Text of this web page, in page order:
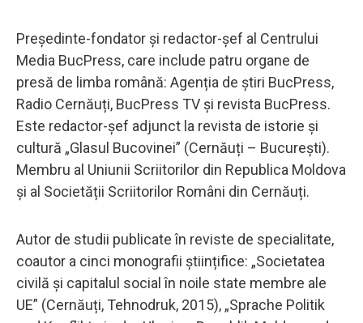
Președinte-fondator și redactor-șef al Centrului
Media BucPress, care include patru organe de
presă de limba română: Agenția de știri BucPress,
Radio Cernăuți, BucPress TV și revista BucPress.
Este redactor-șef adjunct la revista de istorie și
cultură „Glasul Bucovinei” (Cernăuți – București).
Membru al Uniunii Scriitorilor din Republica Moldova
și al Societății Scriitorilor Români din Cernăuți.
Autor de studii publicate în reviste de specialitate,
coautor a cinci monografii științifice: „Societatea
civilă și capitalul social în noile state membre ale
UE” (Cernăuți, Tehnodruk, 2015), „Sprache Politik